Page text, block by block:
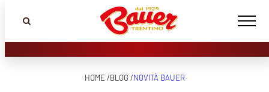
HOME /BLOG /NOVITÀ BAUER